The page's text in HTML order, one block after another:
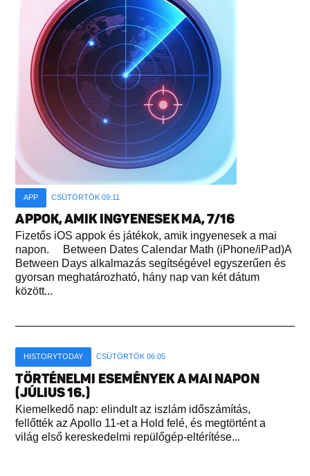
APP CSÜTÖRTÖK 09:11
APPOK, AMIK INGYENESEK MA, 7/16
Fizetős iOS appok és játékok, amik ingyenesek a mai
napon. Between Dates Calendar Math (iPhone/iPad)A
Between Days alkalmazás segítségével egyszerűen és
gyorsan meghatározható, hány nap van két dátum
között...
HISTORYTODAY CSÜTÖRTÖK 06:05
TÖRTÉNELMI ESEMÉNYEK A MAI NAPON
(JÚLIUS 16.)
Kiemelkedő nap: elindult az iszlám időszámítás,
fellőtték az Apollo 11-et a Hold felé, és megtörtént a
világ első kereskedelmi repülőgép-eltérítése...